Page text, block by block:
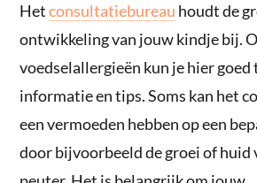
Hetconsultatiebureau houdt de
ontwikkeling van jouw kindje bij.
voedselallergieën kun je hier
informatie en tips. Soms kan het
een vermoeden hebben op een
door bijvoorbeeld de groei of huid